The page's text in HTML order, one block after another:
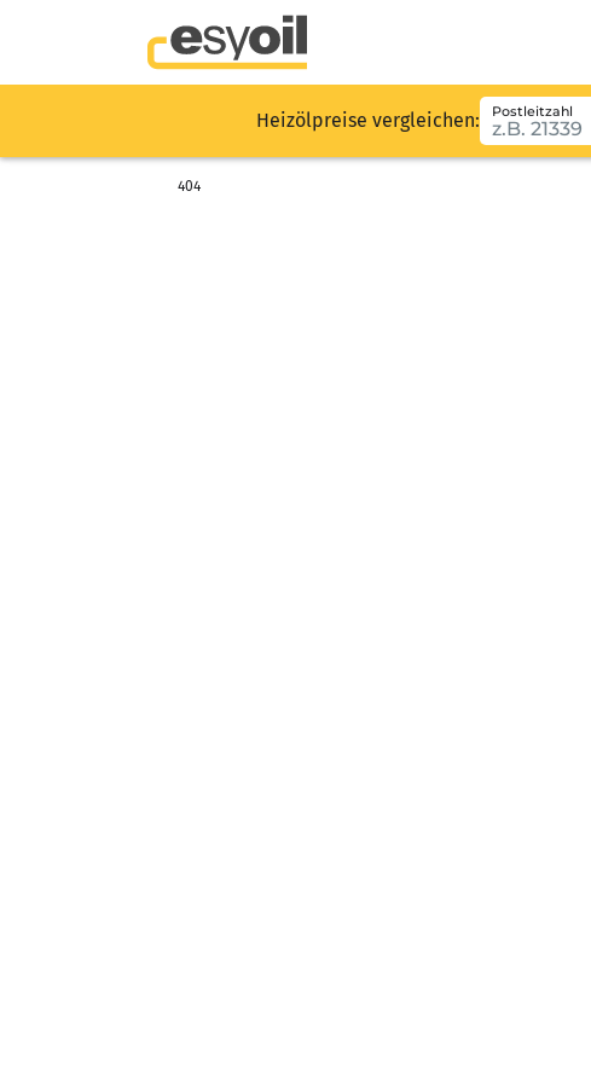
Heizölpreise vergleichen: Postleitzahl
404